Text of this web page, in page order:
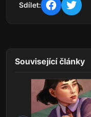
Sdílet:
Související články